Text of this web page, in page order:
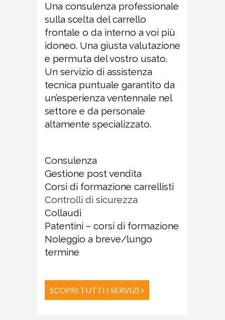
Una consulenza professionale
sulla scelta del carrello
frontale o da interno a voi più
idoneo. Una giusta valutazione
e permuta del vostro usato.
Un servizio di assistenza
tecnica puntuale garantito da
un’esperienza ventennale nel
settore e da personale
altamente specializzato.
Consulenza
Gestione post vendita
Corsi di formazione carrellisti
Controlli di sicurezza
Collaudi
Patentini – corsi di formazione
Noleggio a breve/lungo
termine
SCOPRI TUTTI I SERVIZI